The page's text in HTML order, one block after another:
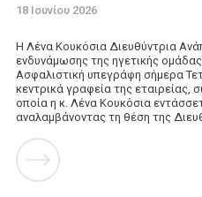
18 Ιουνίου 2026
Η Λένα Κουκόσια Διευθύντρια
ενδυνάμωσης της ηγετικής
Ασφαλιστική υπεγράφη σήμερα
κεντρικά γραφεία της εταιρείας,
οποία η κ. Λένα Κουκόσια
αναλαμβάνοντας τη θέση της